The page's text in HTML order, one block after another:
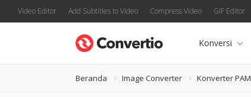
Video Editor Add Subtitles to Video Compress Video GIF Editor
Konversi
Beranda Image Converter Konverter PAM